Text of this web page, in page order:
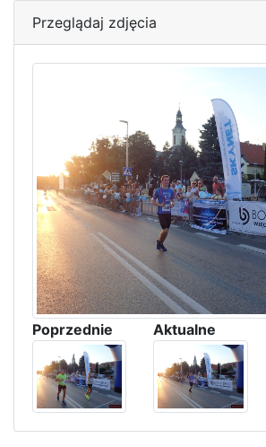
Przeglądaj zdjęcia
Poprzednie Aktualne